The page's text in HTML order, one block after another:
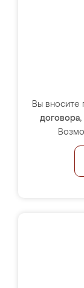
Вы вносите
договора,